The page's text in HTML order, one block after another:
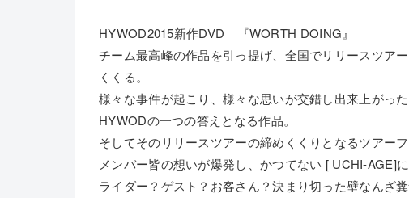
HYWOD2015新作DVD 『WORTH DOING』
チーム最高峰の作品を引っ提げ、全国でリリースツア
くくる。
様々な事件が起こり、様々な思いが交錯し出来上がった
HYWODの一つの答えとなる作品。
そしてそのリリースツアーの締めくくりとなるツアーフ
メンバー皆の想いが爆発し、かつてない [ UCHI-AGE]
ライダー？ゲスト？お客さん？決まり切った壁なんざ糞